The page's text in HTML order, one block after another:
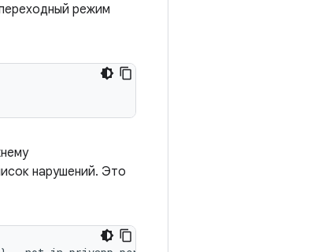
режим
нарушений. Это